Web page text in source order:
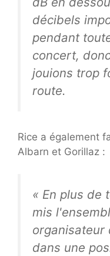
décibels
pendant
concert,
jouions trop
route.
Rice a également
Albarn et Gorillaz :
« En plus de
mis
organisateur
dans une